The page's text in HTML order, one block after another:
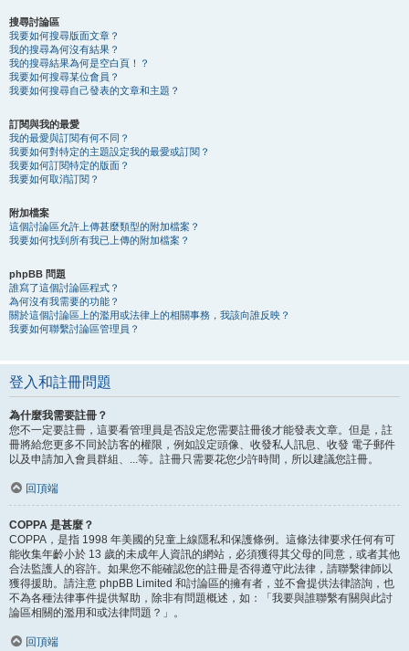
搜尋討論區
我要如何搜尋版面文章？
我的搜尋為何沒有結果？
我的搜尋結果為何是空白頁！？
我要如何搜尋某位會員？
我要如何搜尋自己發表的文章和主題？
訂閱與我的最愛
我的最愛與訂閱有何不同？
我要如何對特定的主題設定我的最愛或訂閱？
我要如何訂閱特定的版面？
我要如何取消訂閱？
附加檔案
這個討論區允許上傳甚麼類型的附加檔案？
我要如何找到所有我已上傳的附加檔案？
phpBB 問題
誰寫了這個討論區程式？
為何沒有我需要的功能？
關於這個討論區上的濫用或法律上的相關事務，我該向誰反映？
我要如何聯繫討論區管理員？
登入和註冊問題
為什麼我需要註冊？
您不一定要註冊，這要看管理員是否設定您需要註冊後才能發表文章。但是，註
冊將給您更多不同於訪客的權限，例如設定頭像、收發私人訊息、收發 電子郵件
以及申請加入會員群組、...等。註冊只需要花您少許時間，所以建議您註冊。
回頂端
COPPA 是甚麼？
COPPA，是指 1998 年美國的兒童上線隱私和保護條例。這條法律要求任何有可
能收集年齡小於 13 歲的未成年人資訊的網站，必須獲得其父母的同意，或者其他
合法監護人的容許。如果您不能確認您的註冊是否得遵守此法律，請聯繫律師以
獲得援助。請注意 phpBB Limited 和討論區的擁有者，並不會提供法律諮詢，也
不為各種法律事件提供幫助，除非有問題概述，如：「我要與誰聯繫有關與此討
論區相關的濫用和或法律問題？」。
回頂端